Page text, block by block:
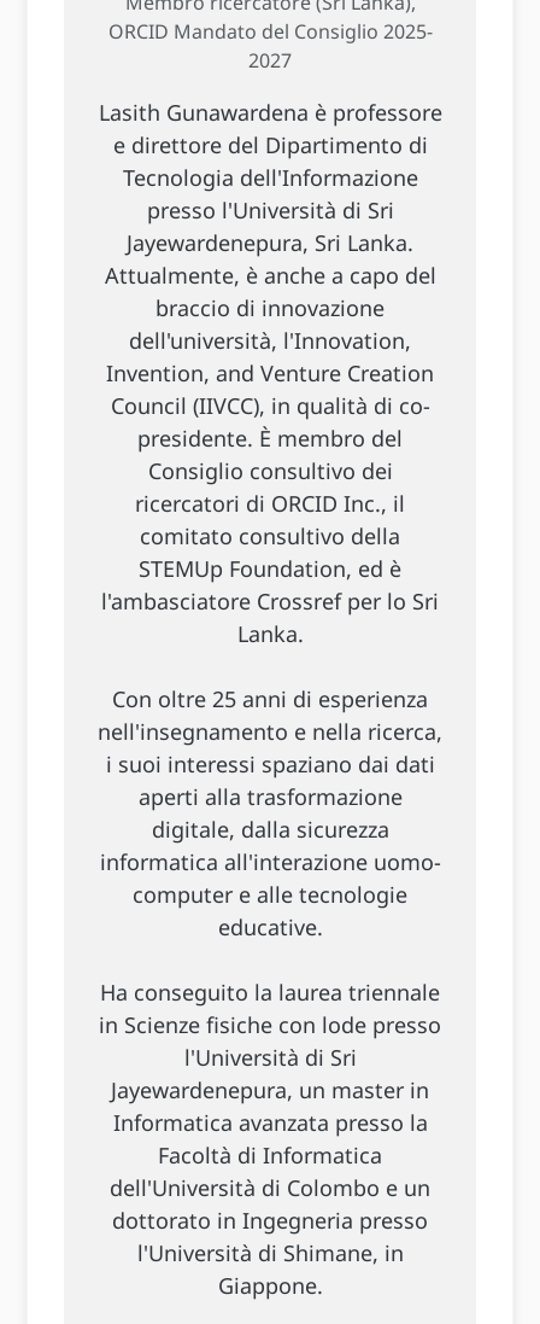
ORCID Mandato del Consiglio 2025-
2027
Lasith Gunawardena è professore
e direttore del Dipartimento di
Tecnologia dell'Informazione
presso l'Università di Sri
Jayewardenepura, Sri Lanka.
Attualmente, è anche a capo del
braccio di innovazione
dell'università, l'Innovation,
Invention, and Venture Creation
Council (IIVCC), in qualità di co-
presidente. È membro del
Consiglio consultivo dei
ricercatori di ORCID Inc., il
comitato consultivo della
STEMUp Foundation, ed è
l'ambasciatore Crossref per lo Sri
Lanka.
Con oltre 25 anni di esperienza
nell'insegnamento e nella ricerca,
i suoi interessi spaziano dai dati
aperti alla trasformazione
digitale, dalla sicurezza
informatica all'interazione uomo-
computer e alle tecnologie
educative.
Ha conseguito la laurea triennale
in Scienze fisiche con lode presso
l'Università di Sri
Jayewardenepura, un master in
Informatica avanzata presso la
Facoltà di Informatica
dell'Università di Colombo e un
dottorato in Ingegneria presso
l'Università di Shimane, in
Giappone.